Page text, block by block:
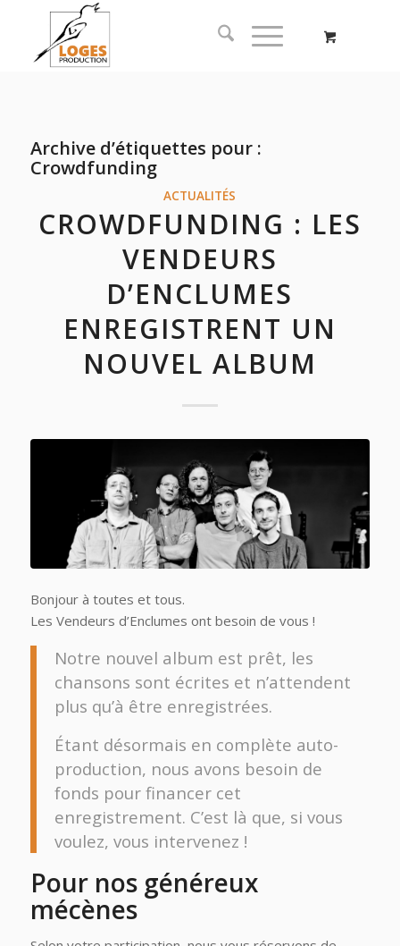
Archive d’étiquettes pour :
Crowdfunding
ACTUALITÉS
CROWDFUNDING : LES
VENDEURS
D’ENCLUMES
ENREGISTRENT UN
NOUVEL ALBUM
Bonjour à toutes et tous.
Les Vendeurs d’Enclumes ont besoin de vous !
Notre nouvel album est prêt, les
chansons sont écrites et n’attendent
plus qu’à être enregistrées.
Étant désormais en complète auto-
production, nous avons besoin de
fonds pour financer cet
enregistrement. C’est là que, si vous
voulez, vous intervenez !
Pour nos généreux
mécènes